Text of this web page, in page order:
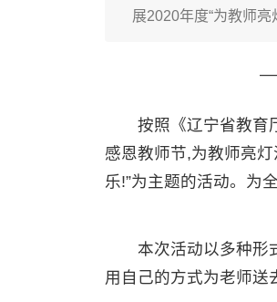
展2020年度“为教师
按照《辽宁省教育厅
感恩教师节,为教师亮
乐!”为主题的活动。为
本次活动以多种形式
用自己的方式为老师送